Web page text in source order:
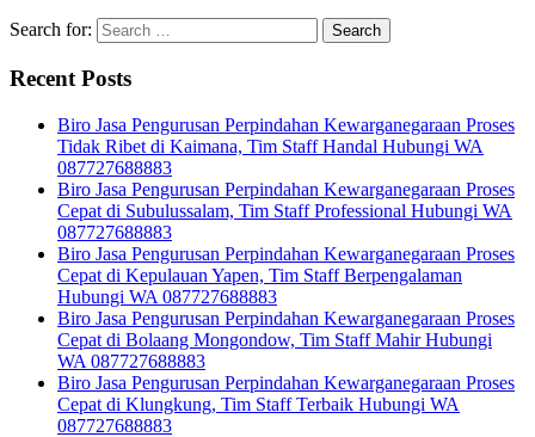
Search for:
Recent Posts
Biro Jasa Pengurusan Perpindahan Kewarganegaraan Proses
Tidak Ribet di Kaimana, Tim Staff Handal Hubungi WA
087727688883
Biro Jasa Pengurusan Perpindahan Kewarganegaraan Proses
Cepat di Subulussalam, Tim Staff Professional Hubungi WA
087727688883
Biro Jasa Pengurusan Perpindahan Kewarganegaraan Proses
Cepat di Kepulauan Yapen, Tim Staff Berpengalaman
Hubungi WA 087727688883
Biro Jasa Pengurusan Perpindahan Kewarganegaraan Proses
Cepat di Bolaang Mongondow, Tim Staff Mahir Hubungi
WA 087727688883
Biro Jasa Pengurusan Perpindahan Kewarganegaraan Proses
Cepat di Klungkung, Tim Staff Terbaik Hubungi WA
087727688883